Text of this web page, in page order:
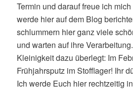
Termin und darauf freue ich
werde hier auf dem Blog
schlummern hier ganz viele
und warten auf ihre
Kleinigkeit dazu überlegt: Im
Frühjahrsputz im Stofflager! Ihr
Ich werde Euch hier rechtzeitig